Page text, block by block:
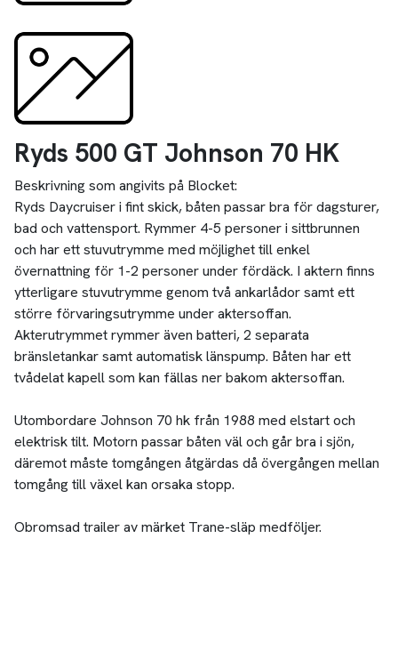
Ryds 500 GT Johnson 70 HK
Beskrivning som angivits på Blocket:
Ryds Daycruiser i fint skick, båten passar bra för dagsturer,
bad och vattensport. Rymmer 4-5 personer i sittbrunnen
och har ett stuvutrymme med möjlighet till enkel
övernattning för 1-2 personer under fördäck. I aktern finns
ytterligare stuvutrymme genom två ankarlådor samt ett
större förvaringsutrymme under aktersoffan.
Akterutrymmet rymmer även batteri, 2 separata
bränsletankar samt automatisk länspump. Båten har ett
tvådelat kapell som kan fällas ner bakom aktersoffan.
Utombordare Johnson 70 hk från 1988 med elstart och
elektrisk tilt. Motorn passar båten väl och går bra i sjön,
däremot måste tomgången åtgärdas då övergången mellan
tomgång till växel kan orsaka stopp.
Obromsad trailer av märket Trane-släp medföljer.